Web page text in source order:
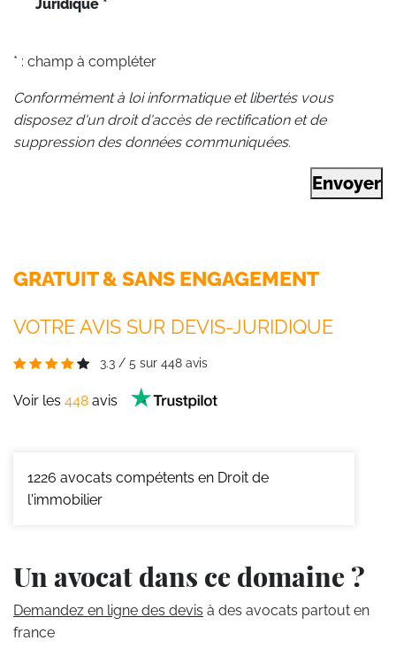
Juridique *
* : champ à compléter
Conformément à loi informatique et libertés vous
disposez d'un droit d'accès de rectification et de
suppression des données communiquées.
Envoyer
GRATUIT & SANS ENGAGEMENT
VOTRE AVIS SUR DEVIS-JURIDIQUE
3.3 / 5 sur 448 avis
Voir les 448 avis
1226 avocats compétents en Droit de
l'immobilier
Un avocat dans ce domaine ?
Demandez en ligne des devis à des avocats partout en
france